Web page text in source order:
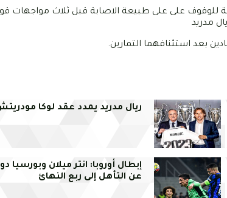
للوقوف على على طبيعة الاصابة قبل ثلاث مواجهات
مدريد
بعد استئنافهما التمارين.
ريال مدريد يمدد عقد لوكا
إبطال أوروبا: انتر ميلان وبورسيا
عن التأهل إلى ربع النهائ